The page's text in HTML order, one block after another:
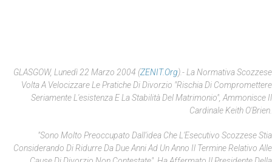
GLASGOW, Lunedì 22 Marzo 2004 (ZENIT.org).- La Normativa Scozzese
Volta A Velocizzare Le Pratiche Di Divorzio "rischia Di Compromettere
Seriamente L'esistenza E La Stabilità Del Matrimonio", Ammonisce Il
Cardinale Keith O'Brien.
"Sono Molto Preoccupato Dall'idea Che L'Esecutivo Scozzese Stia
Considerando Di Ridurre Da Due Anni Ad Un Anno Il Termine Relativo Alle